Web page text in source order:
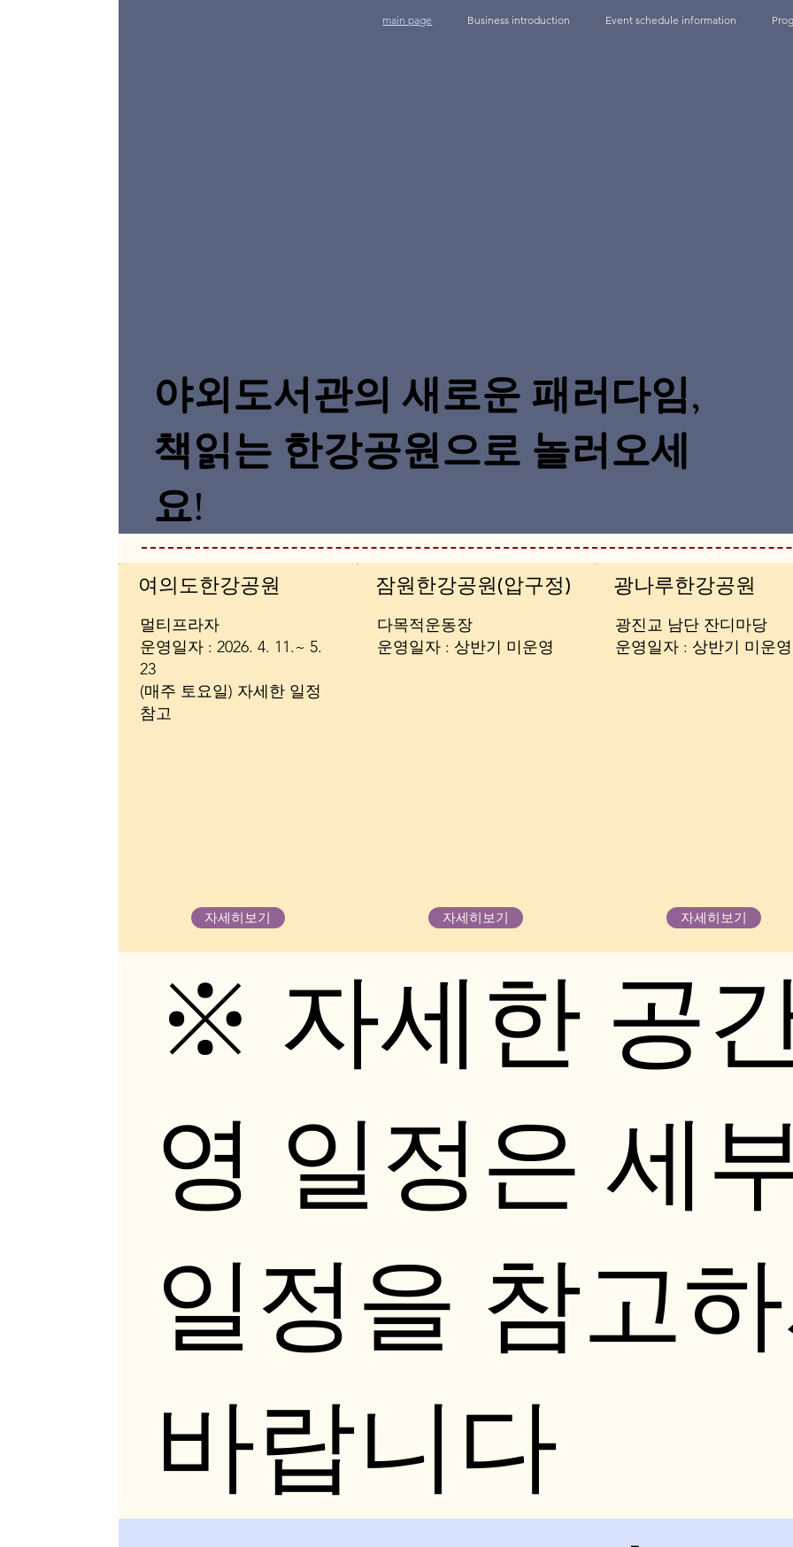
main page Business introduction Event schedule information
야외도서관의 새로운 패러다임,
​책읽는 한강공원으로 놀러오세
요!
​여의도한강공원
멀티프라자
​운영일자 : 2026. 4. 11.~ 5.
23
​(매주 토요일) 자세한 일정
참고
자세히보기
잠원한강공원(압구정)
다목적운동장
​운영일자 : 상반기 미운영
자세히보기
광나루한강공원
광진교 남단 잔디마당
​운영일자 : 상반기 미운영
자세히보기
※ 자세한 공
영 일정은 세
일정을 참고
바랍니다